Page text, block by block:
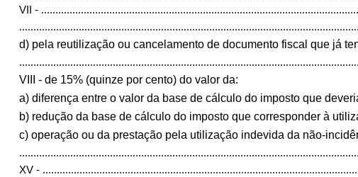
VII -
d) pela reutilização ou cancelamento de documento fiscal que já
VIII - de 15% (quinze por cento) do valor da:
a) diferença entre o valor da base de cálculo do imposto que
b) redução da base de cálculo do imposto que corresponder à
c) operação ou da prestação pela utilização indevida da não-
XV -